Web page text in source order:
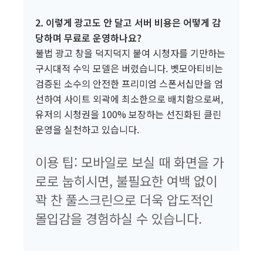
2. 이렇게 광고도 안 달고 서버 비용은 어떻게 감
당하며 무료로 운영하나요?
불법 광고 창을 덕지덕지 붙여 시청자를 기만하는
구시대적 수익 모델은 버렸습니다. 벳모아티비는
검증된 소수의 안전한 프리미엄 스폰서십만을 엄
선하여 사이트 외곽에 최소한으로 배치함으로써,
유저의 시청권을 100% 보장하는 선진화된 클린
운영을 실천하고 있습니다.
이용 팁: 모바일로 보실 때 화면을 가
로로 눕히시면, 불필요한 여백 없이
꽉 찬 풀스크린으로 더욱 압도적인
몰입감을 경험하실 수 있습니다.